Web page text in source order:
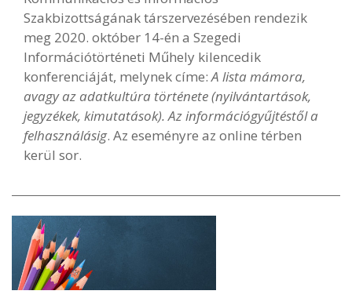
Szakbizottságának társzervezésében rendezik
meg 2020. október 14-én a Szegedi
Információtörténeti Műhely kilencedik
konferenciáját, melynek címe: A lista mámora,
avagy az adatkultúra története (nyilvántartások,
jegyzékek, kimutatások). Az információgyűjtéstől a
felhasználásig. Az eseményre az online térben
kerül sor.